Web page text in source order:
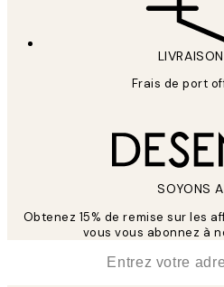
Frais de port
SOYONS
Obtenez 15% de remise sur les
vous vous abonnez à